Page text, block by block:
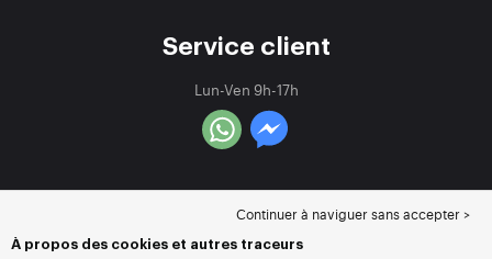
Service client
Lun-Ven 9h-17h
Continuer à naviguer sans accepter >
À propos des cookies et autres traceurs